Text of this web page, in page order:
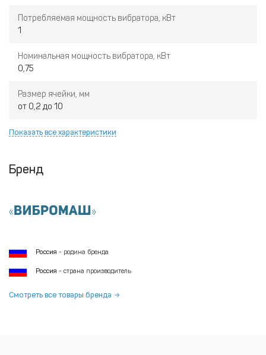
Потребляемая мощность вибратора, кВт
1
Номинальная мощность вибратора, кВт
0,75
Размер ячейки, мм
от 0,2 до 10
Показать все характеристики
Бренд
Россия - родина бренда
Россия - страна производитель
Смотреть все товары бренда